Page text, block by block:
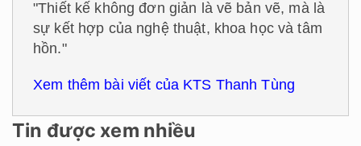
"Thiết kế không đơn giản là vẽ bản vẽ, mà là
sự kết hợp của nghệ thuật, khoa học và tâm
hồn."
Xem thêm bài viết của KTS Thanh Tùng
Tin được xem nhiều